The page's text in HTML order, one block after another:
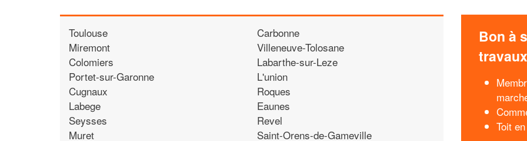
Toulouse
Miremont
Colomiers
Portet-sur-Garonne
Cugnaux
Labege
Seysses
Muret
Carbonne
Villeneuve-Tolosane
Labarthe-sur-Leze
L'union
Roques
Eaunes
Revel
Saint-Orens-de-Gameville
Bon à
travaux
Toit